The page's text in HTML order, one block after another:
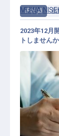
正社員 宿
予約セ
MUWA
2023年12月
トしません